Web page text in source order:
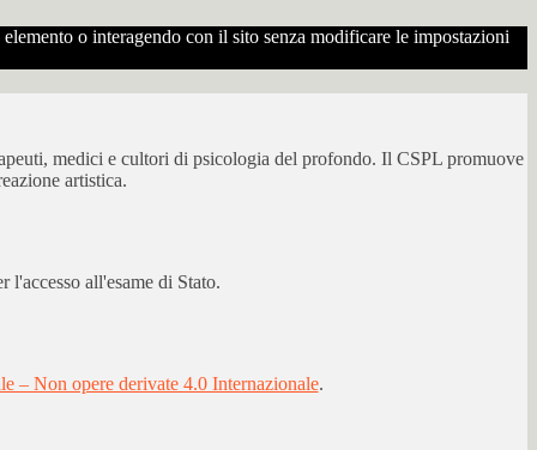
o interagendo con il sito senza modificare le impostazioni
medici e cultori di psicologia del profondo. Il CSPL promuove
artistica.
all'esame di Stato.
– Non opere derivate 4.0 Internazionale.